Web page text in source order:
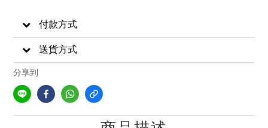
付款方式
送貨方式
分享到